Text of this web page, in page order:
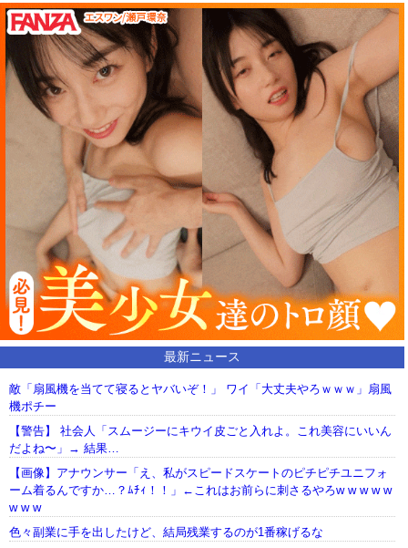
最新ニュース
敵「扇風機を当てて寝るとヤバいぞ！」 ワイ「大丈夫やろｗｗｗ」扇風
機ポチー
【警告】 社会人「スムージーにキウイ皮ごと入れよ。これ美容にいいん
だよね〜」→ 結果…
【画像】アナウンサー「え、私がスピードスケートのピチピチユニフォ
ーム着るんですか…？ﾑﾁｨ！！」←これはお前らに刺さるやろw w w w w
w w w
色々副業に手を出したけど、結局残業するのが1番稼げるな